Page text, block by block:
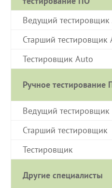
Ведущий тестировщик
Старший тестировщик
Тестировщик Auto
Ручное тестирование
Ведущий тестировщик
Старший тестировщик
Тестировщик
Другие специалисты